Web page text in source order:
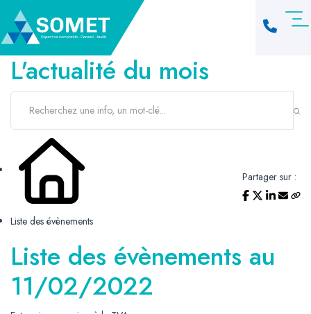
L'actualité du mois
Liste des évènements
Partager sur :
Liste des évènements au
11/02/2022